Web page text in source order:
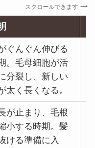
スクロールできます
ぐんぐん伸びる
。毛母細胞が活
分裂し、新しい
太く長くなる。
が止まり、毛根
小する時期。髪
ける準備に入